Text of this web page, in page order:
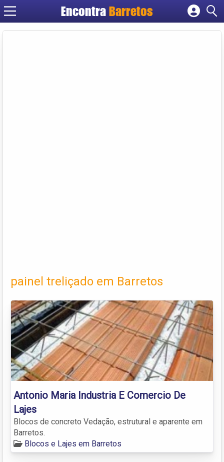
Encontra Barretos
Cadastrar empresa
painel treliçado em Barretos
Antonio Maria Industria E Comercio De
Lajes
Blocos de concreto Vedação, estrutural e aparente em
Barretos.
Blocos e Lajes em Barretos